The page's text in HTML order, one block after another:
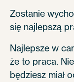
Zostanie
się najlepszą
Najlepsze w
że to praca.
będziesz miał